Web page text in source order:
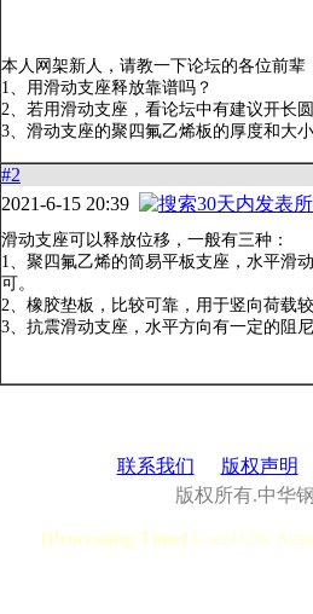
本人网架新人，请教一下论坛的各位前
1、用滑动支座释放靠谱吗？
2、若用滑动支座，看论坛中有建议开长
3、滑动支座的聚四氟乙烯板的厚度和大
#2
2021-6-15 20:39
滑动支座可以释放位移，一般有三种：
1、聚四氟乙烯的简易平板支座，水平滑
可。
2、橡胶垫板，比较可靠，用于竖向荷载
3、抗震滑动支座，水平方向有一定的阻
联系我们
版权声明
版权所有.中华
[Processing Time] User:0.28,